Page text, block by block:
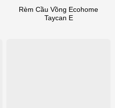
Rèm Cầu Vồng Ecohome
Taycan E